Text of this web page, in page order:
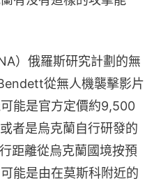
）俄羅斯研究計劃的無
從無人機襲擊影片
能是官方定價約9,500
或者是烏克蘭自行研發的
距離從烏克蘭國境按預
能是由在莫斯科附近的